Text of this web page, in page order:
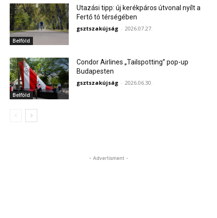
Belföld
Utazási tipp: új kerékpáros útvonal nyílt a
Fertő tó térségében
gsztszakújság - 2026.07.27.
Belföld
Condor Airlines „Tailspotting” pop-up
Budapesten
gsztszakújság - 2026.06.30.
- Advertisment -